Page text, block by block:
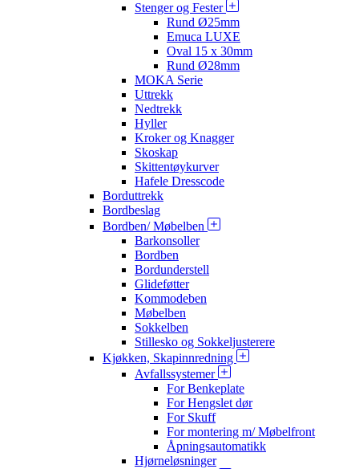
Stenger og Fester
Rund Ø25mm
Emuca LUXE
Oval 15 x 30mm
Rund Ø28mm
MOKA Serie
Uttrekk
Nedtrekk
Hyller
Kroker og Knagger
Skoskap
Skittentøykurver
Hafele Dresscode
Borduttrekk
Bordbeslag
Bordben/ Møbelben
Barkonsoller
Bordben
Bordunderstell
Glideføtter
Kommodeben
Møbelben
Sokkelben
Stillesko og Sokkeljusterere
Kjøkken, Skapinnredning
Avfallssystemer
For Benkeplate
For Hengslet dør
For Skuff
For montering m/ Møbelfront
Åpningsautomatikk
Hjørneløsninger